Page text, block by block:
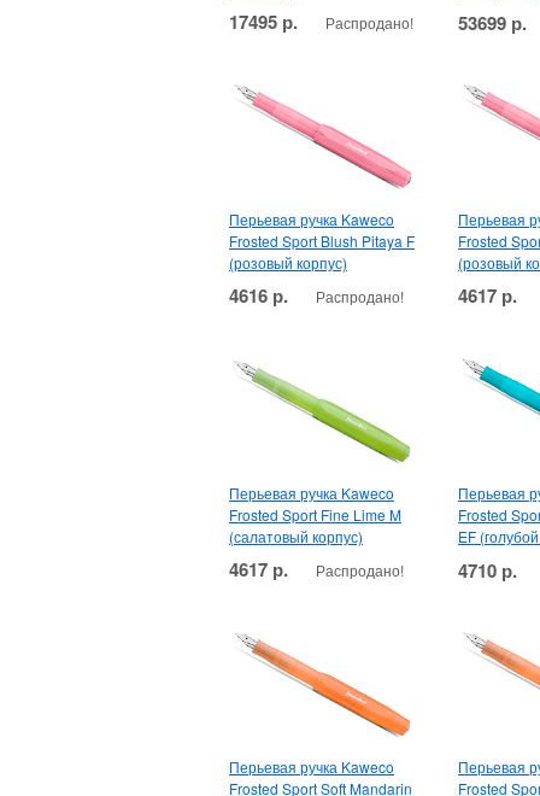
17495 р. Распродано! 53699 р.
Перьевая ручка Kaweco
Frosted Sport Blush Pitaya F
(розовый корпус)
4616 р. Распродано!
Перьевая
Frosted
(розовый
4617 р.
Перьевая ручка Kaweco
Frosted Sport Fine Lime M
(салатовый корпус)
4617 р. Распродано!
Перьевая
Frosted
EF
4710 р.
Перьевая ручка Kaweco
Frosted Sport Soft Mandarin
Перьевая
Frosted